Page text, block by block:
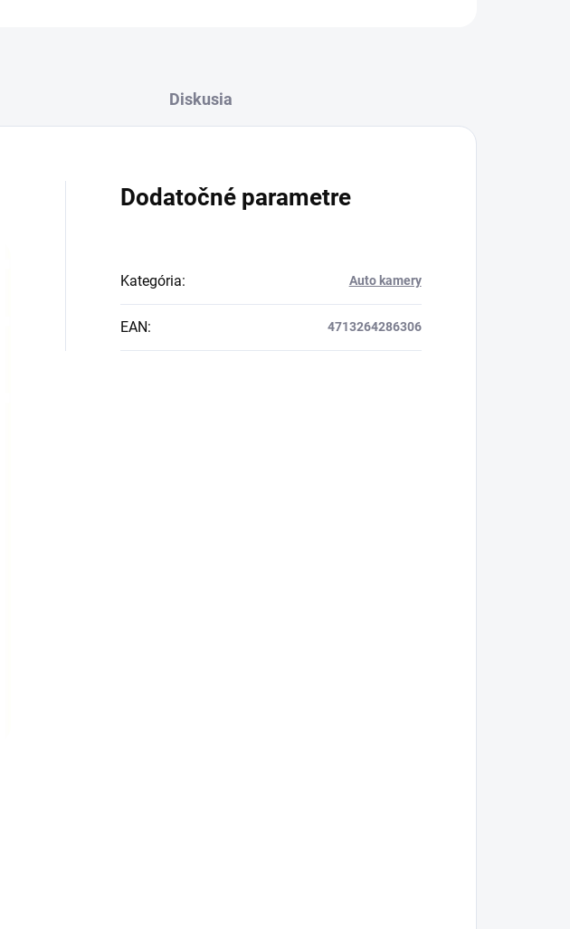
Diskusia
Dodatočné parametre
Kategória: Auto kamery
EAN: 4713264286306